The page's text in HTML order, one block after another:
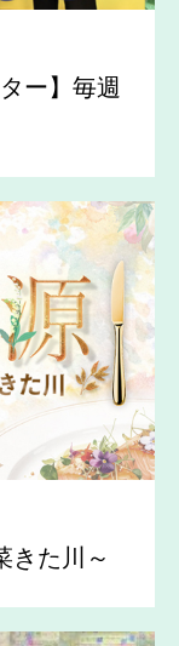
ー】毎週
きた川～